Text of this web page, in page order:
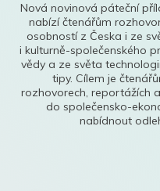
Nová novinová páteční
nabízí čtenářům
osobností z Česka i ze
i kulturně-společenského
vědy a ze světa
tipy. Cílem je
rozhovorech, reportážích
do společensko-
nabídnout